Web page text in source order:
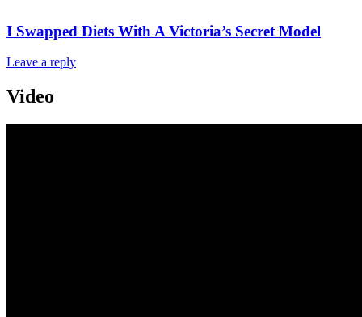
I Swapped Diets With A Victoria’s Secret Model
Leave a reply
Video